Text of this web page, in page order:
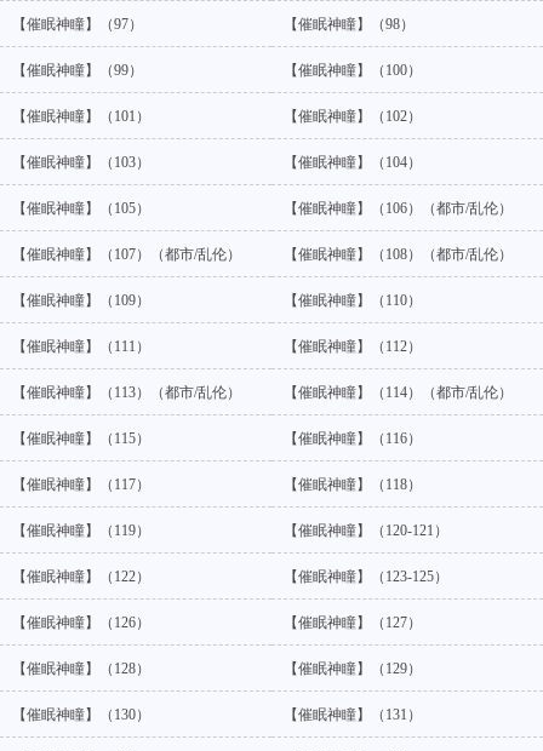
【催眠神瞳】（97） 【催眠神瞳】（98）
【催眠神瞳】（99） 【催眠神瞳】（100）
【催眠神瞳】（101） 【催眠神瞳】（102）
【催眠神瞳】（103） 【催眠神瞳】（104）
【催眠神瞳】（105） 【催眠神瞳】（106）（都市/乱伦）
【催眠神瞳】（107）（都市/乱伦） 【催眠神瞳】（108）（都市/乱伦）
【催眠神瞳】（109） 【催眠神瞳】（110）
【催眠神瞳】（111） 【催眠神瞳】（112）
【催眠神瞳】（113）（都市/乱伦） 【催眠神瞳】（114）（都市/乱伦）
【催眠神瞳】（115） 【催眠神瞳】（116）
【催眠神瞳】（117） 【催眠神瞳】（118）
【催眠神瞳】（119） 【催眠神瞳】（120-121）
【催眠神瞳】（122） 【催眠神瞳】（123-125）
【催眠神瞳】（126） 【催眠神瞳】（127）
【催眠神瞳】（128） 【催眠神瞳】（129）
【催眠神瞳】（130） 【催眠神瞳】（131）